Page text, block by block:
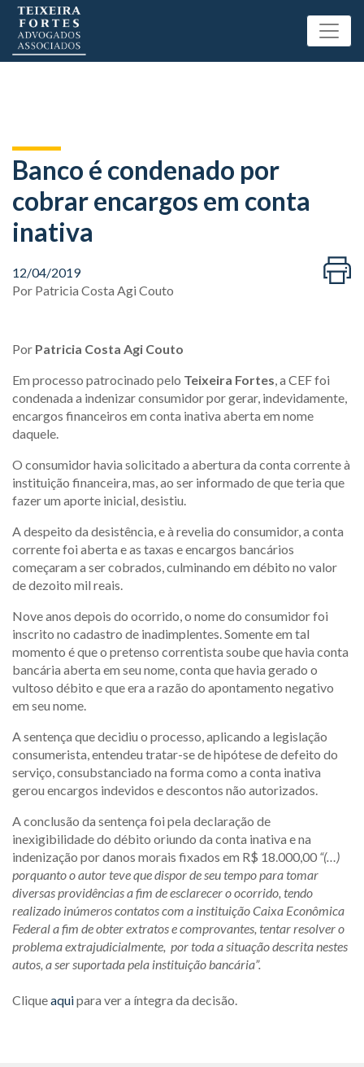
Banco é condenado por
cobrar encargos em conta
inativa
12/04/2019
Por Patricia Costa Agi Couto
Por Patricia Costa Agi Couto
Em processo patrocinado pelo Teixeira Fortes, a CEF foi
condenada a indenizar consumidor por gerar, indevidamente,
encargos financeiros em conta inativa aberta em nome
daquele.
O consumidor havia solicitado a abertura da conta corrente à
instituição financeira, mas, ao ser informado de que teria que
fazer um aporte inicial, desistiu.
A despeito da desistência, e à revelia do consumidor, a conta
corrente foi aberta e as taxas e encargos bancários
começaram a ser cobrados, culminando em débito no valor
de dezoito mil reais.
Nove anos depois do ocorrido, o nome do consumidor foi
inscrito no cadastro de inadimplentes. Somente em tal
momento é que o pretenso correntista soube que havia conta
bancária aberta em seu nome, conta que havia gerado o
vultoso débito e que era a razão do apontamento negativo
em seu nome.
A sentença que decidiu o processo, aplicando a legislação
consumerista, entendeu tratar-se de hipótese de defeito do
serviço, consubstanciado na forma como a conta inativa
gerou encargos indevidos e descontos não autorizados.
A conclusão da sentença foi pela declaração de
inexigibilidade do débito oriundo da conta inativa e na
indenização por danos morais fixados em R$ 18.000,00 “(…)
porquanto o autor teve que dispor de seu tempo para tomar
diversas providências a fim de esclarecer o ocorrido, tendo
realizado inúmeros contatos com a instituição Caixa Econômica
Federal a fim de obter extratos e comprovantes, tentar resolver o
problema extrajudicialmente, por toda a situação descrita nestes
autos, a ser suportada pela instituição bancária”.
Cliqueaquipara ver a íntegra da decisão.